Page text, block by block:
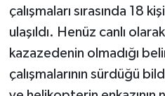
çalışmaları sırasında 18
ulaşıldı. Henüz canlı
kazazedenin olmadığı
çalışmalarının sürdüğü